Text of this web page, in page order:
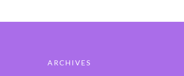
ARCHIVES